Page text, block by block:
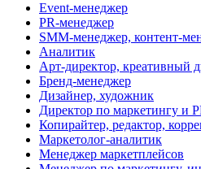
Event-менеджер
PR-менеджер
SMM-менеджер, контент-
Аналитик
Арт-директор, креативный
Бренд-менеджер
Дизайнер, художник
Директор по маркетингу и
Копирайтер, редактор,
Маркетолог-аналитик
Менеджер маркетплейсов